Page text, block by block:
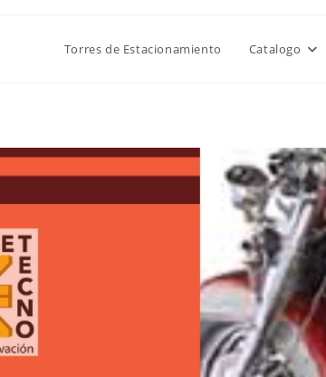
Torres de Estacionamiento Catalogo